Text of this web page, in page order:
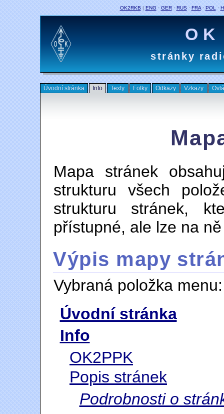
OK2RKB|ENG·GER·RUS·FRA·POL·
stránky
Úvodní stránka Info Texty Fotky Odkazy Vzkazy
Mapa stránek
strukturu všech
strukturu stránek,
přístupné, ale lze na
Výpis mapy
Vybraná položka
Úvodní stránka
Info
OK2PPK
Popis stránek
Podrobnosti o